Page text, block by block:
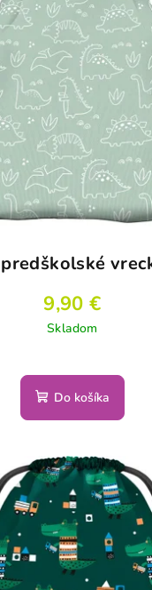
9,90 €
Skladom
Do košíka